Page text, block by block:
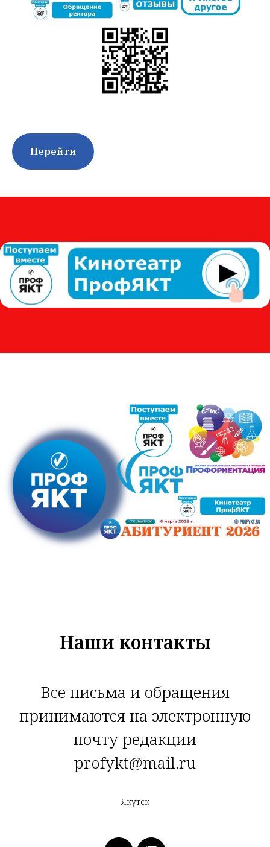
Перейти
Наши контакты
Все письма и обращения
принимаются на электронную
почту редакции
profykt@mail.ru
Якутск